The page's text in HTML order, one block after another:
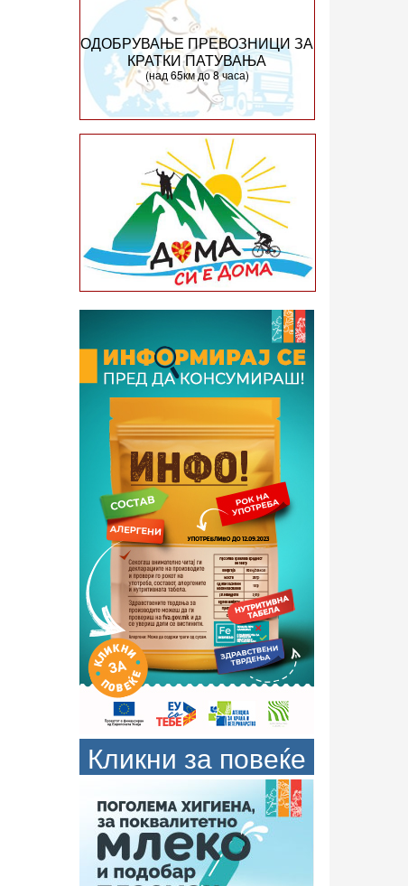
ОДОБРУВАЊЕ ПРЕВОЗНИЦИ ЗА
КРАТКИ ПАТУВАЊА
(над 65км до 8 часа)
Кликни за повеќе